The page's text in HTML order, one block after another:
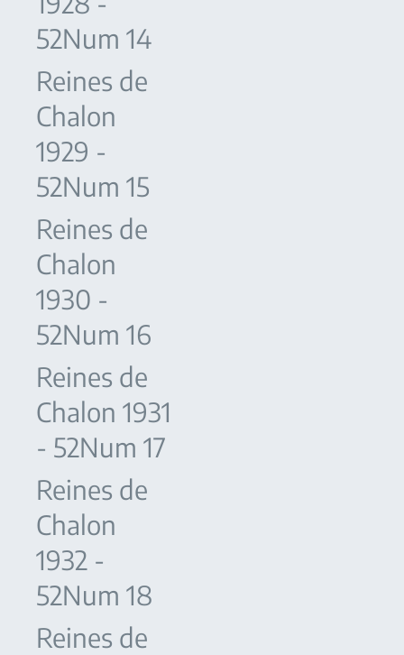
52Num 14
Reines de
Chalon
1929 -
52Num 15
Reines de
Chalon
1930 -
52Num 16
Reines de
Chalon 1931
- 52Num 17
Reines de
Chalon
1932 -
52Num 18
Reines de